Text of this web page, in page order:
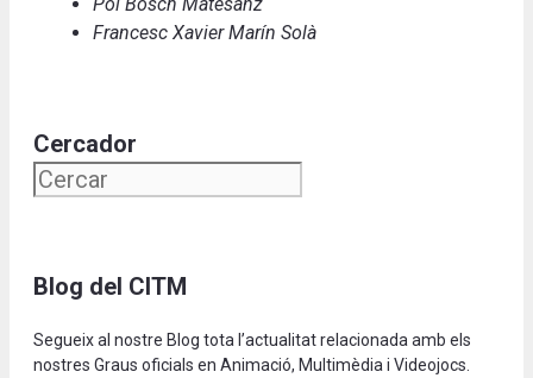
Francesc Xavier Marín Solà
Cercador
Blog del CITM
Segueix al nostre Blog tota l’actualitat relacionada amb els
nostres Graus oficials en Animació, Multimèdia i Videojocs.